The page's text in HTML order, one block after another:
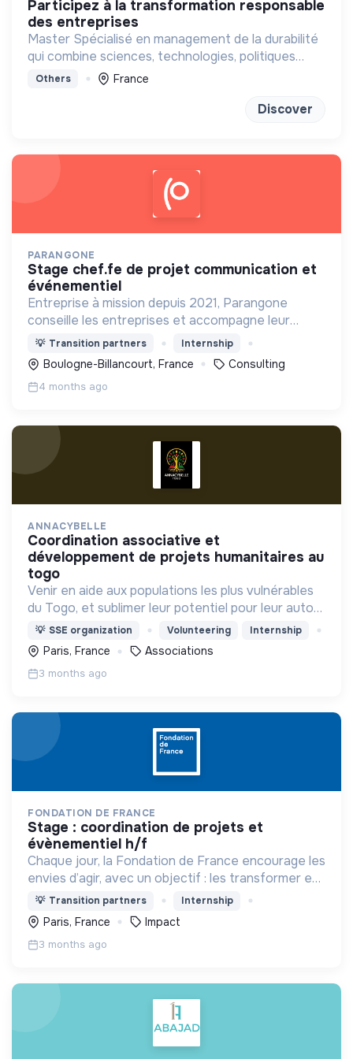
participez à la transformation responsable
des entreprises
Master Spécialisé en management de la durabilité
qui combine sciences, technologies, politiques
publiques et management
Others France
Discover
PARANGONE
stage chef.fe de projet communication et
événementiel
Entreprise à mission depuis 2021, Parangone
conseille les entreprises et accompagne leur
transformation par la RSE vers un modèle d’affaire
à impact environnemental et social positif.
💡 Transition partners Internship
Boulogne-Billancourt, France Consulting
4 months ago
ANNACYBELLE
coordination associative et
développement de projets humanitaires au
togo
Venir en aide aux populations les plus vulnérables
du Togo, et sublimer leur potentiel pour leur auto
épanouissement
💡 SSE organization Volunteering Internship
Paris, France Associations
3 months ago
FONDATION DE FRANCE
stage : coordination de projets et
évènementiel h/f
Chaque jour, la Fondation de France encourage les
envies d’agir, avec un objectif : les transformer en
actions utiles et efficaces pour construire une
société plus digne et plus juste.
💡 Transition partners Internship
Paris, France Impact
3 months ago